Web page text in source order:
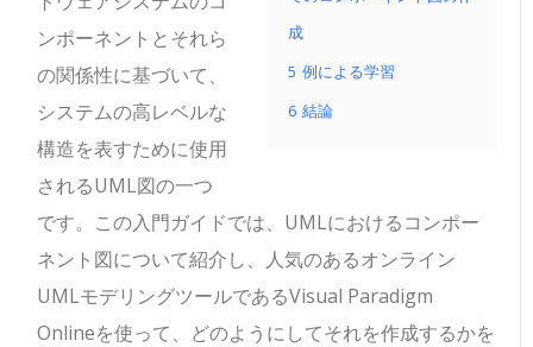
成
5 例による学習
6 結論
ンポーネントとそれら
の関係性に基づいて、
システムの高レベルな
構造を表すために使用
されるUML図の一つ
です。この入門ガイドでは、UMLにおけるコンポー
ネント図について紹介し、人気のあるオンライン
UMLモデリングツールであるVisual Paradigm
Onlineを使って、どのようにしてそれを作成するかを